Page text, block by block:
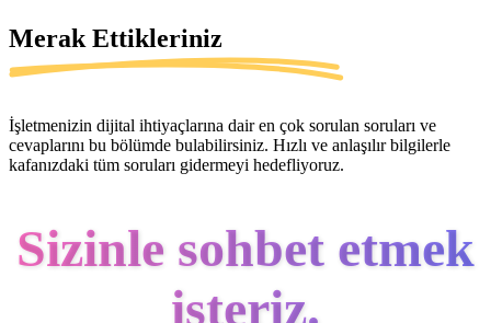
Merak Ettikleriniz
İşletmenizin dijital ihtiyaçlarına dair en çok sorulan soruları ve
cevaplarını bu bölümde bulabilirsiniz. Hızlı ve anlaşılır bilgilerle
kafanızdaki tüm soruları gidermeyi hedefliyoruz.
Sizinle sohbet etmek
isteriz.